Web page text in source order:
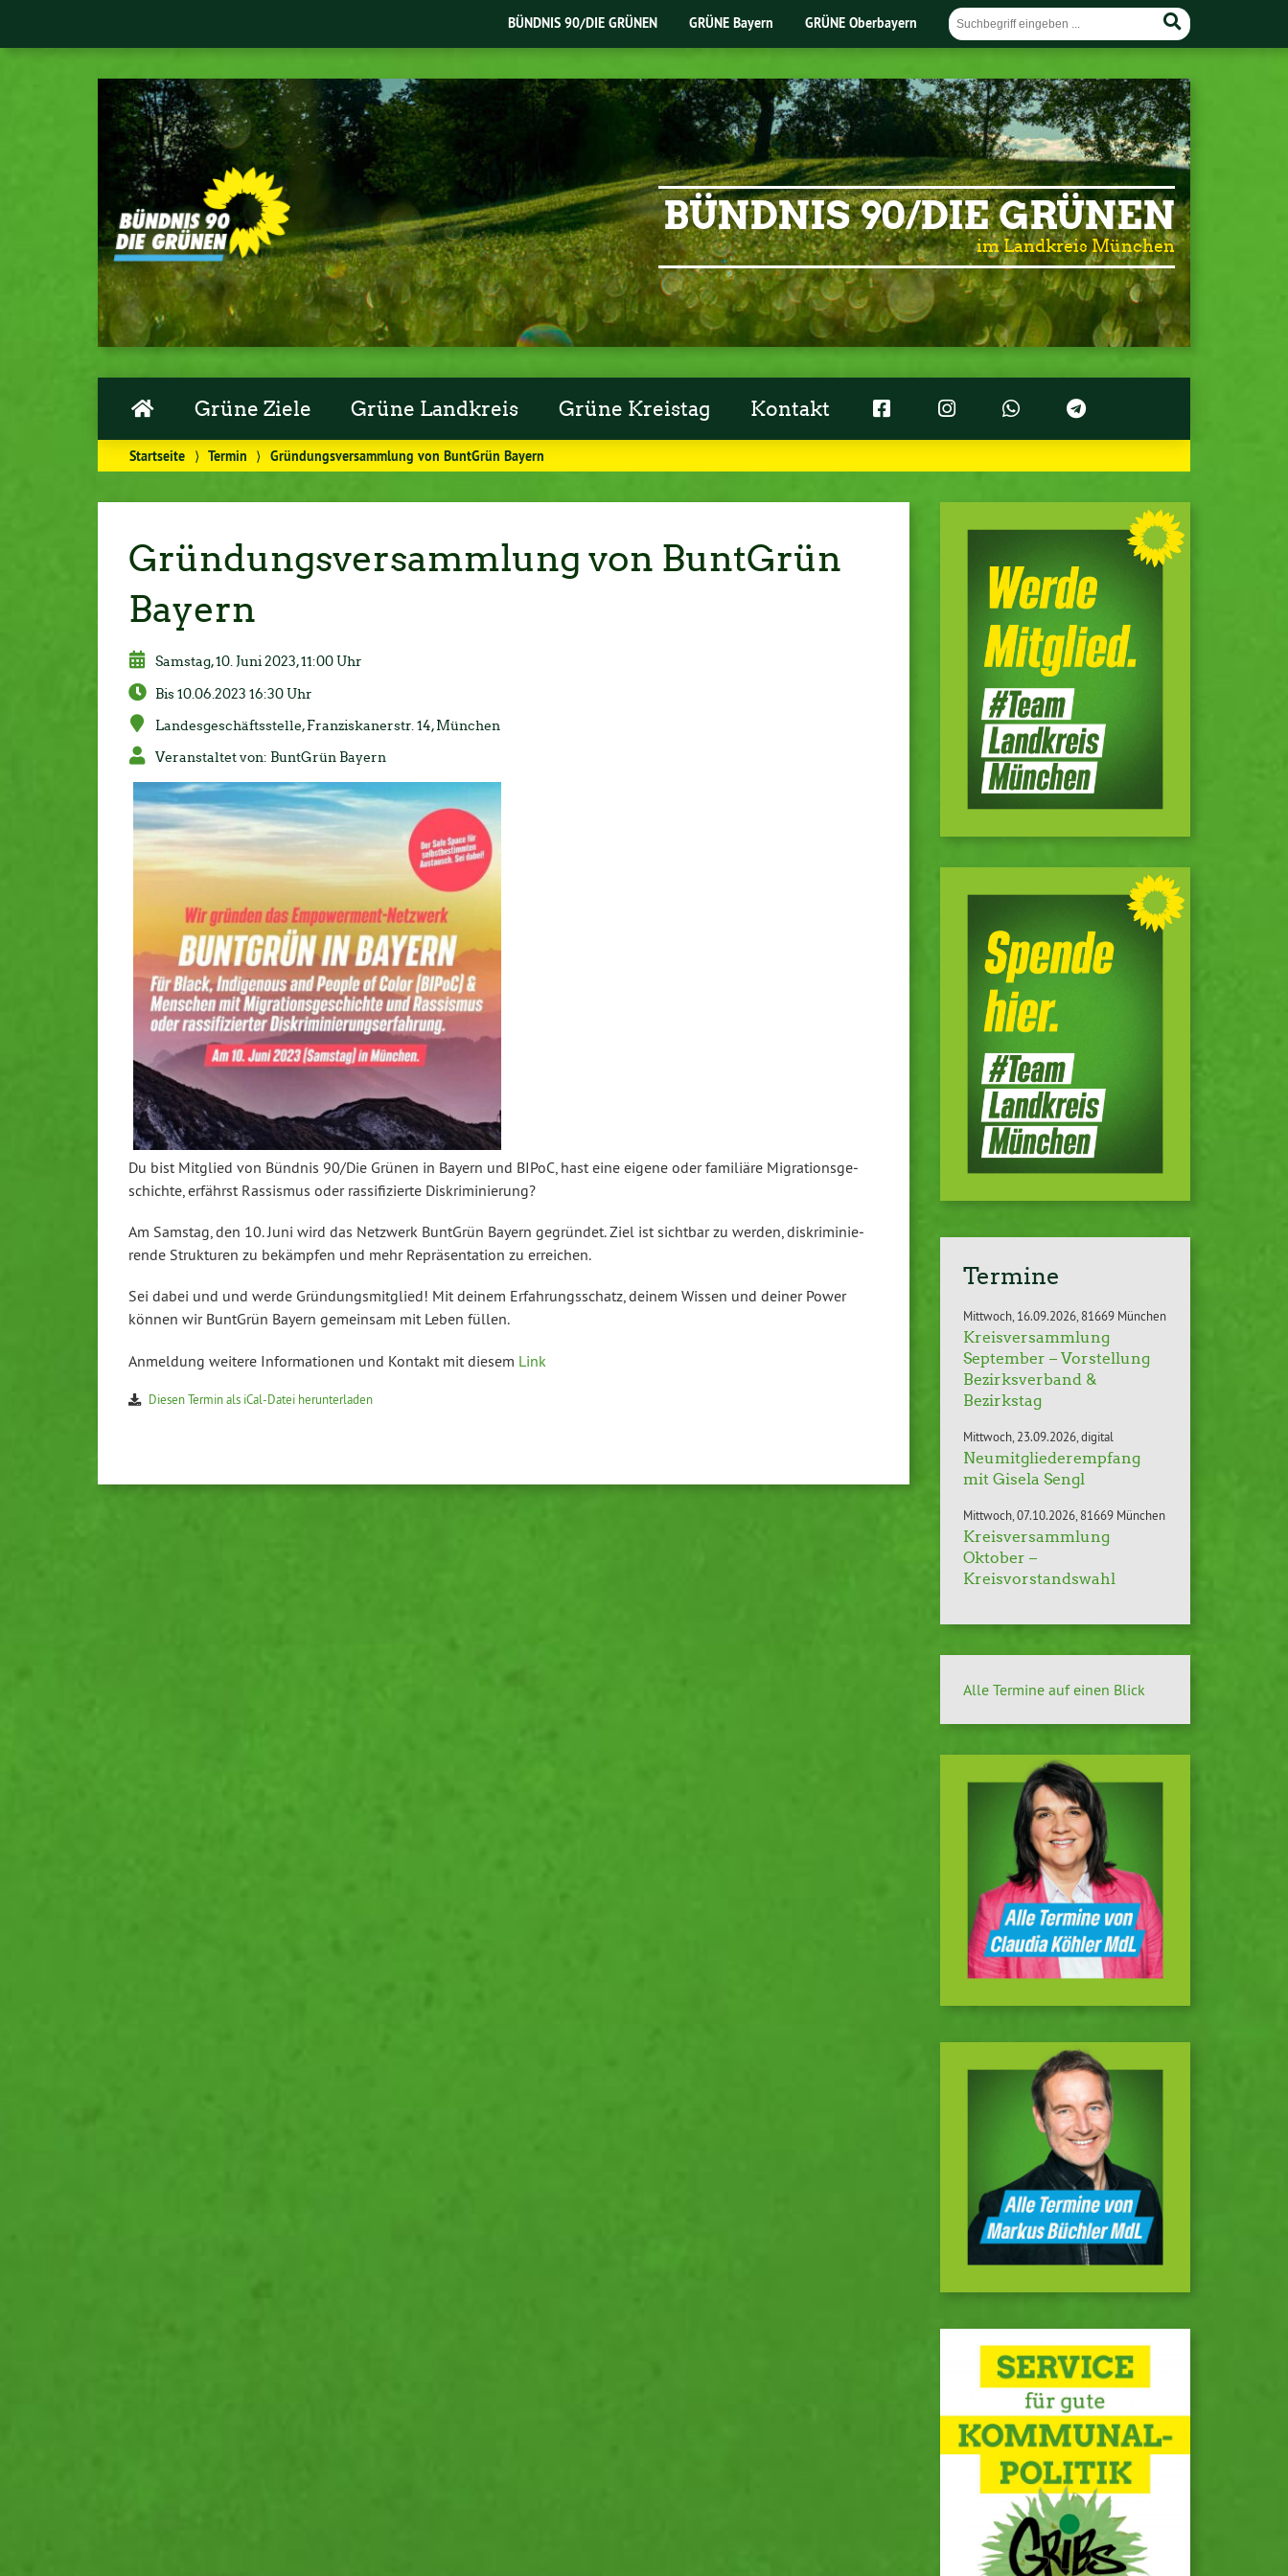
BÜNDNIS 90/DIE GRÜNEN GRÜNE Bayern GRÜNE Oberbayern
BÜNDNIS 90/DIE GRÜNEN
im Landkreis München
Grüne Ziele Grüne Landkreis Grüne Kreistag Kontakt
Startseite ⟩ Termin ⟩ Gründungsversammlung von BuntGrün Bayern
Gründungsversammlung von BuntGrün
Bayern
Samstag, 10. Juni 2023, 11:00 Uhr
Bis 10.06.2023 16:30 Uhr
Lan­des­ge­schäfts­stel­le, Fran­zis­ka­ner­str. 14, München
Ver­an­stal­tet von: BuntGrün Bayern
Du bist Mitglied von Bündnis 90/Die Grünen in Bayern und BIPoC, hast eine eigene oder familiäre Mi­gra­ti­ons­ge­
schich­te, erfährst Rassismus oder ras­si­fi­zier­te Dis­kri­mi­nie­rung?
Am Samstag, den 10. Juni wird das Netzwerk BuntGrün Bayern gegründet. Ziel ist sichtbar zu werden, dis­kri­mi­nie­
ren­de Struk­tu­ren zu bekämpfen und mehr Re­prä­sen­ta­ti­on zu erreichen.
Sei dabei und und werde Grün­dungs­mit­glied! Mit deinem Er­fah­rungs­schatz, deinem Wissen und deiner Power
können wir BuntGrün Bayern gemeinsam mit Leben füllen.
Anmeldung weitere In­for­ma­tio­nen und Kontakt mit diesem Link
Diesen Termin als iCal-Da­tei her­un­ter­la­den
Termine
Mittwoch 16.09.2026 81669 München
Kreisversammlung
September – Vorstellung
Bezirksverband &
Bezirkstag
Mittwoch 23.09.2026 digital
Neumitgliederempfang
mit Gisela Sengl
Mittwoch 07.10.2026 81669 München
Kreisversammlung
Oktober –
Kreisvorstandswahl
Alle Termine auf einen Blick